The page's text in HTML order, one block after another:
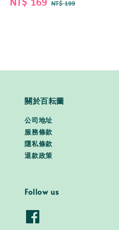
NT$ 199
關於百耘圖
公司地址
服務條款
隱私條款
退款政策
Follow us